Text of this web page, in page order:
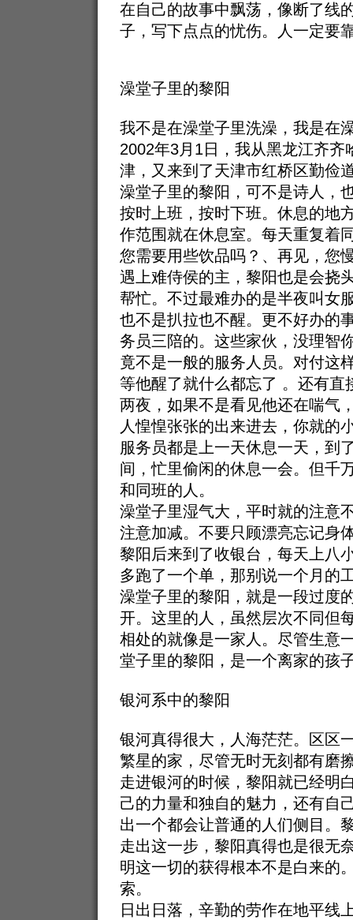
在自己的故事中飘荡，像断了线
子，写下点点的忧伤。人一定要
澡堂子里的黎阳
我不是在澡堂子里洗澡，我是在
2002年3月1日，我从黑龙江齐
津，又来到了天津市红桥区勤俭
澡堂子里的黎阳，可不是诗人，
按时上班，按时下班。休息的地
作范围就在休息室。每天重复着
您需要用些饮品吗？、再见，您
遇上难侍侯的主，黎阳也是会挠
帮忙。不过最难办的是半夜叫女
也不是扒拉也不醒。更不好办的
务员三陪的。这些家伙，没理智
竟不是一般的服务人员。对付这
等他醒了就什么都忘了 。还有
两夜，如果不是看见他还在喘气
人惶惶张张的出来进去，你就的
服务员都是上一天休息一天，到
间，忙里偷闲的休息一会。但千
和同班的人。
澡堂子里湿气大，平时就的注意
注意加减。不要只顾漂亮忘记身
黎阳后来到了收银台，每天上八
多跑了一个单，那别说一个月的
澡堂子里的黎阳，就是一段过度
开。这里的人，虽然层次不同但
相处的就像是一家人。尽管生意
堂子里的黎阳，是一个离家的孩
银河系中的黎阳
银河真得很大，人海茫茫。区区
繁星的家，尽管无时无刻都有磨
走进银河的时候，黎阳就已经明
己的力量和独自的魅力，还有自
出一个都会让普通的人们侧目。
走出这一步，黎阳真得也是很无
明这一切的获得根本不是白来的
索。
日出日落，辛勤的劳作在地平线